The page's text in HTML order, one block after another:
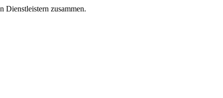
Dienstleistern zusammen.